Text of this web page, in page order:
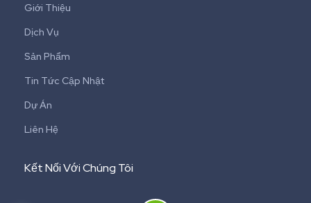
Giới Thiệu
Dịch Vụ
Sản Phẩm
Tin Tức Cập Nhật
Dự Án
Liên Hệ
Kết Nối Với Chúng Tôi